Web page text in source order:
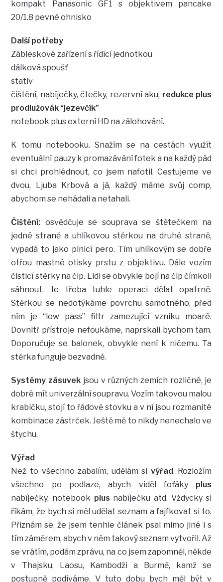
kompakt Panasonic GF1 s objektivem pancake
20/1.8 pevné ohnisko
Další potřeby
Zábleskové zařízení s řídící jednotkou
dálková spoušť
stativ
čištění, nabíječky, čtečky, rezervní aku, redukce plus
prodlužovák “jezevčík”
notebook plus externí HD na zálohování.
K tomu notebooku. Snažím se na cestách využít
eventuální pauzy k promazávání fotek a na každý pád
si chci prohlédnout, co jsem nafotil. Cestujeme ve
dvou, Ljuba Krbová a já, každý máme svůj comp,
abychom se nehádali a netahali.
Čištění: osvědčuje se souprava se štětečkem na
jedné straně a uhlíkovou stěrkou na druhé straně,
vypadá to jako plnicí pero. Tím uhlíkovým se dobře
otřou mastné otisky prstu z objektivu. Dále vozím
čisticí stěrky na čip. Lidi se obvykle bojí na čip čímkoli
sáhnout. Je třeba tuhle operaci dělat opatrně.
Stěrkou se nedotýkáme povrchu samotného, před
ním je “low pass” filtr zamezující vzniku moaré.
Dovnitř přístroje nefoukáme, naprskali bychom tam.
Doporučuje se balonek, obvykle není k ničemu. Ta
stěrka funguje bezvadně.
Systémy zásuvek jsou v různých zemích rozličné, je
dobré mít univerzální soupravu. Vozím takovou malou
krabičku, stojí to řádově stovku a v ní jsou rozmanité
kombinace zástrček. Ještě mě to nikdy nenechalo ve
štychu.
Výřad
Než to všechno zabalím, udělám si výřad. Rozložím
všechno po podlaze, abych viděl foťáky plus
nabíječky, notebook plus nabíječku atd. Vždycky si
říkám, že bych si měl udělat seznam a fajfkovat si to.
Přiznám se, že jsem tenhle článek psal mimo jiné i s
tím záměrem, abych v něm takový seznam vytvořil. Až
se vrátím, podám zprávu, na co jsem zapomněl, někde
v Thajsku, Laosu, Kambodži a Burmě, kamž se
postupně podíváme. V tuto dobu bych měl být v